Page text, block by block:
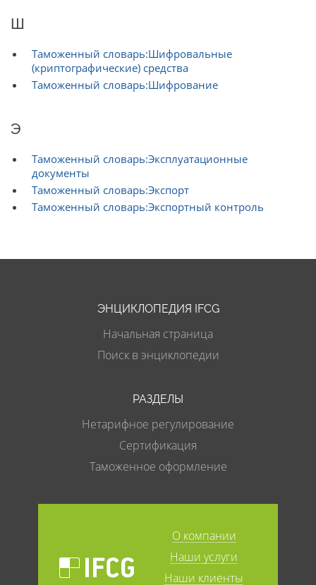
Ш
Таможенный словарь:Шифровальные
(криптографические) средства
Таможенный словарь:Шифрование
Э
Таможенный словарь:Эксплуатационные
документы
Таможенный словарь:Экспорт
Таможенный словарь:Экспортный контроль
ЭНЦИКЛОПЕДИЯ IFCG
Начальная страница
Поиск в энциклопедии
РАЗДЕЛЫ
Нетарифное регулирование
Сертификация
Таможенное оформление
О компании
Наши услуги
Наши клиенты